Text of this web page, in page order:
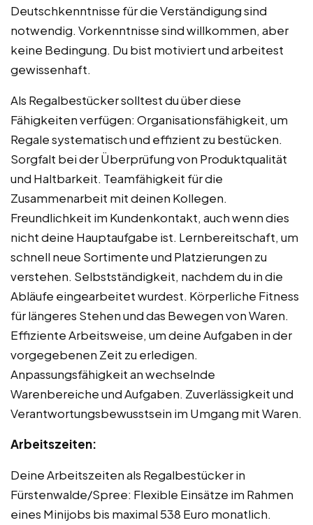
Deutschkenntnisse für die Verständigung sind
notwendig. Vorkenntnisse sind willkommen, aber
keine Bedingung. Du bist motiviert und arbeitest
gewissenhaft.
Als Regalbestücker solltest du über diese
Fähigkeiten verfügen: Organisationsfähigkeit, um
Regale systematisch und effizient zu bestücken.
Sorgfalt bei der Überprüfung von Produktqualität
und Haltbarkeit. Teamfähigkeit für die
Zusammenarbeit mit deinen Kollegen.
Freundlichkeit im Kundenkontakt, auch wenn dies
nicht deine Hauptaufgabe ist. Lernbereitschaft, um
schnell neue Sortimente und Platzierungen zu
verstehen. Selbstständigkeit, nachdem du in die
Abläufe eingearbeitet wurdest. Körperliche Fitness
für längeres Stehen und das Bewegen von Waren.
Effiziente Arbeitsweise, um deine Aufgaben in der
vorgegebenen Zeit zu erledigen.
Anpassungsfähigkeit an wechselnde
Warenbereiche und Aufgaben. Zuverlässigkeit und
Verantwortungsbewusstsein im Umgang mit Waren.
Arbeitszeiten:
Deine Arbeitszeiten als Regalbestücker in
Fürstenwalde/Spree: Flexible Einsätze im Rahmen
eines Minijobs bis maximal 538 Euro monatlich.